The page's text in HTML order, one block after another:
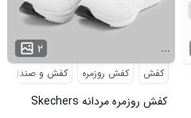
۲ ...
کفش کفش روزمره کفش و صندل
کفش روزمره مردانه Skechers